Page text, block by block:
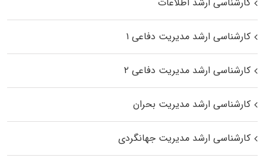
کارشناسی ارشد مدیریت دفاعی ۱
کارشناسی ارشد مدیریت دفاعی ۲
کارشناسی ارشد مدیریت بحران
کارشناسی ارشد مدیریت جهانگردی